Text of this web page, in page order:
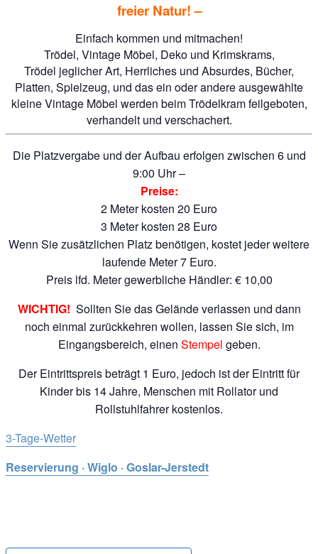
freier Natur! –
Einfach kommen und mitmachen!
Trödel, Vintage Möbel, Deko und Krimskrams,
Trödel jeglicher Art, Herrliches und Absurdes, Bücher,
Platten, Spielzeug, und das ein oder andere ausgewählte
kleine Vintage Möbel werden beim Trödelkram feilgeboten,
verhandelt und verschachert.
Die Platzvergabe und der Aufbau erfolgen zwischen 6 und
9:00 Uhr –
Preise:
2 Meter kosten 20 Euro
3 Meter kosten 28 Euro
Wenn Sie zusätzlichen Platz benötigen, kostet jeder weitere
laufende Meter 7 Euro.
Preis lfd. Meter gewerbliche Händler: € 10,00
WICHTIG! Sollten Sie das Gelände verlassen und dann
noch einmal zurückkehren wollen, lassen Sie sich, im
Eingangsbereich, einen Stempel geben.
Der Eintrittspreis beträgt 1 Euro, jedoch ist der Eintritt für
Kinder bis 14 Jahre, Menschen mit Rollator und
Rollstuhlfahrer kostenlos.
3-Tage-Wetter
Reservierung · Wiglo · Goslar-Jerstedt